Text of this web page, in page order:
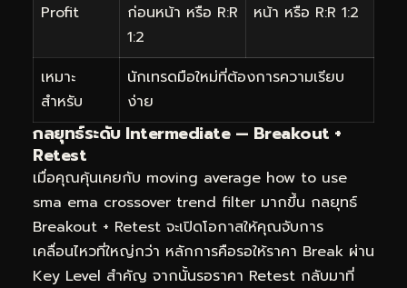
Profit
ก่อนหน้า หรือ R:R
1:2
หน้า หรือ R:R 1:2
เหมาะ
สำหรับ
นักเทรดมือใหม่ที่ต้องการความเรียบ
ง่าย
กลยุทธ์ระดับ Intermediate — Breakout +
Retest
เมื่อคุณคุ้นเคยกับ moving average how to use
sma ema crossover trend filter มากขึ้น กลยุทธ์
Breakout + Retest จะเปิดโอกาสให้คุณจับการ
เคลื่อนไหวที่ใหญ่กว่า หลักการคือรอให้ราคา Break ผ่าน
Key Level สำคัญ จากนั้นรอราคา Retest กลับมาที่